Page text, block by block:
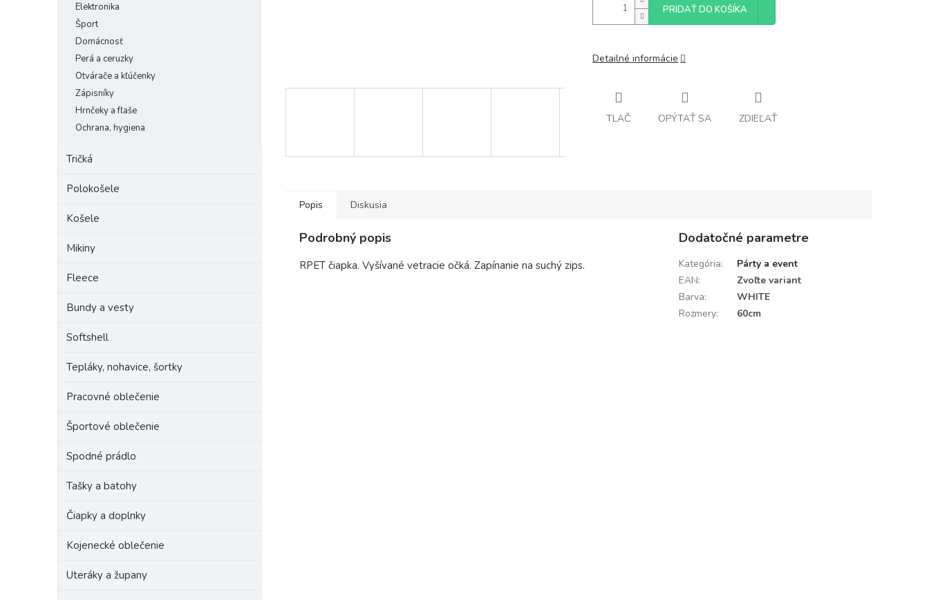
Elektronika
Šport
Domácnosť
Perá a ceruzky
Otvárače a kľúčenky
Zápisníky
Hrnčeky a fľaše
Ochrana, hygiena
Tričká
Polokošele
Košele
Mikiny
Fleece
Bundy a vesty
Softshell
Tepláky, nohavice, šortky
Pracovné oblečenie
Športové oblečenie
Spodné prádlo
Tašky a batohy
Čiapky a doplnky
Kojenecké oblečenie
Uteráky a župany
PRIDAŤ DO KOŠÍKA
Detailné informácie
TLAČ OPÝTAŤ SA ZDIEĽAŤ
Popis Diskusia
Podrobný popis
RPET čiapka. Vyšívané vetracie očká. Zapínanie na suchý zips.
Dodatočné parametre
Kategória:
Párty a event
EAN:
Zvoľte variant
Barva:
WHITE
Rozmery: 60cm